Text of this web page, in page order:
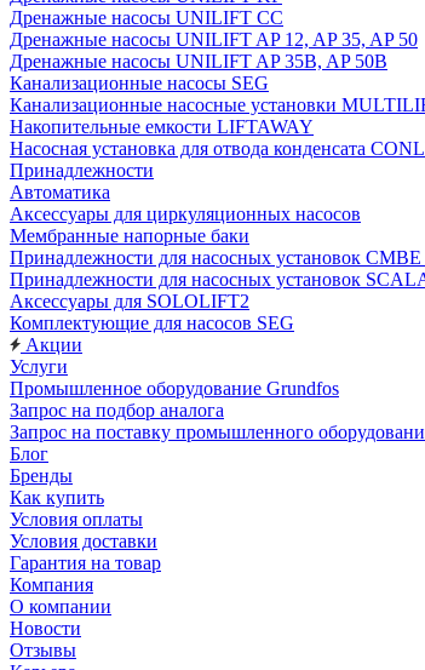
Дренажные насосы UNILIFT CC
Дренажные насосы UNILIFT AP 12, AP 35, AP 50
Дренажные насосы UNILIFT AP 35B, AP 50B
Канализационные насосы SEG
Канализационные насосные установки
Накопительные емкости LIFTAWAY
Насосная установка для отвода конденсата
Принадлежности
Автоматика
Аксессуары для циркуляционных насосов
Мембранные напорные баки
Принадлежности для насосных установок
Принадлежности для насосных установок
Аксессуары для SOLOLIFT2
Комплектующие для насосов SEG
Акции
Услуги
Промышленное оборудование Grundfos
Запрос на подбор аналога
Запрос на поставку промышленного
Блог
Бренды
Как купить
Условия оплаты
Условия доставки
Гарантия на товар
Компания
О компании
Новости
Отзывы